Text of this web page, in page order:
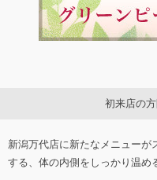
初来店の
新潟万代店に新たなメニューが
する、体の内側をしっかり温め